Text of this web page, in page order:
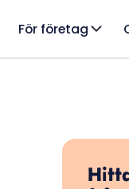
För företag